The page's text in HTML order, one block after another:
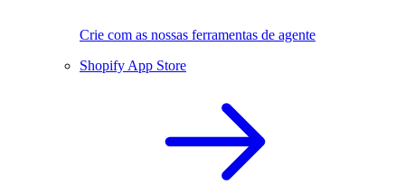
Crie com as nossas ferramentas de agente
Shopify App Store